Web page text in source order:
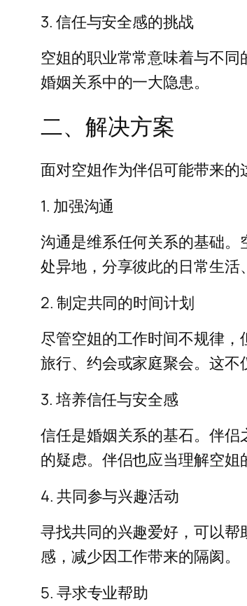
3. 信任与安全感的挑战
空姐的职业常常意味着与不
婚姻关系中的一大隐患。
二、解决方案
面对空姐作为伴侣可能带来的
1. 加强沟通
沟通是维系任何关系的基础
处异地，分享彼此的日常生活
2. 制定共同的时间计划
尽管空姐的工作时间不规律
旅行、约会或家庭聚会。这不
3. 培养信任与安全感
信任是婚姻关系的基石。伴
的疑虑。伴侣也应当理解空姐
4. 共同参与兴趣活动
寻找共同的兴趣爱好，可以
感，减少因工作带来的隔阂。
5. 寻求专业帮助